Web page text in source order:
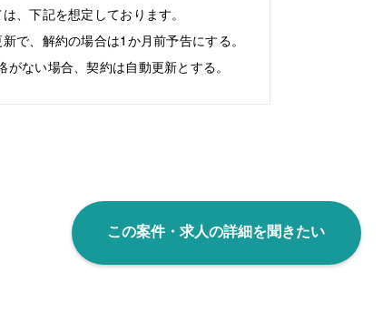
、下記を想定しております。
で、解約の場合は1か月前予告にする。
ない場合、契約は自動更新とする。
この案件・求人の詳細を聞きたい